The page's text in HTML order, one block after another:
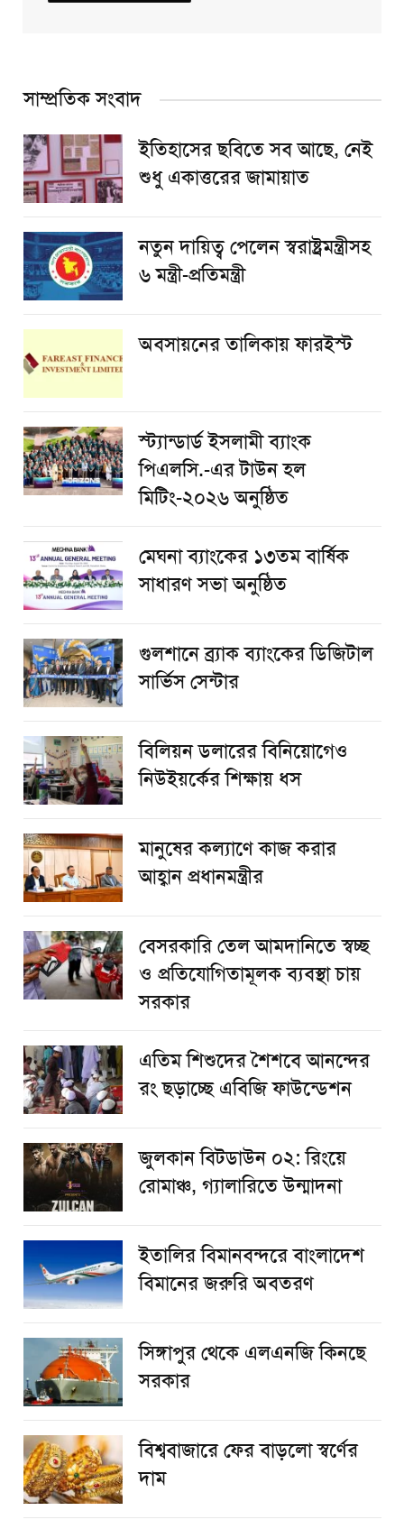
সাম্প্রতিক সংবাদ
ইতিহাসের ছবিতে সব আছে, নেই
শুধু একাত্তরের জামায়াত
নতুন দায়িত্ব পেলেন স্বরাষ্ট্রমন্ত্রীসহ
৬ মন্ত্রী-প্রতিমন্ত্রী
অবসায়নের তালিকায় ফারইস্ট
স্ট্যান্ডার্ড ইসলামী ব্যাংক
পিএলসি.-এর টাউন হল
মিটিং-২০২৬ অনুষ্ঠিত
মেঘনা ব্যাংকের ১৩তম বার্ষিক
সাধারণ সভা অনুষ্ঠিত
গুলশানে ব্র্যাক ব্যাংকের ডিজিটাল
সার্ভিস সেন্টার
বিলিয়ন ডলারের বিনিয়োগেও
নিউইয়র্কের শিক্ষায় ধস
মানুষের কল্যাণে কাজ করার
আহ্বান প্রধানমন্ত্রীর
বেসরকারি তেল আমদানিতে স্বচ্ছ
ও প্রতিযোগিতামূলক ব্যবস্থা চায়
সরকার
এতিম শিশুদের শৈশবে আনন্দের
রং ছড়াচ্ছে এবিজি ফাউন্ডেশন
জুলকান বিটডাউন ০২: রিংয়ে
রোমাঞ্চ, গ্যালারিতে উন্মাদনা
ইতালির বিমানবন্দরে বাংলাদেশ
বিমানের জরুরি অবতরণ
সিঙ্গাপুর থেকে এলএনজি কিনছে
সরকার
বিশ্ববাজারে ফের বাড়লো স্বর্ণের
দাম